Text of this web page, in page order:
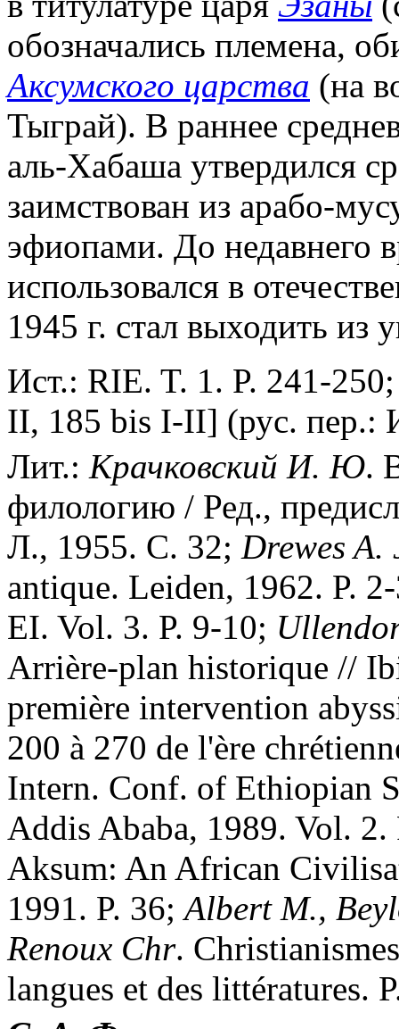
обозначались племена,
Аксумского царства (на
Тыграй). В раннее
аль-Хабаша утвердился
заимствован из арабо-
эфиопами. До недавнего
использовался в
1945 г. стал выходить из
Ист.: RIE. T. 1. P. 241-
II, 185 bis I-II] (рус. пер.:
Лит.: Крачковский И. Ю.
филологию / Ред.,
Л., 1955. С. 32; Drewes A.
antique. Leiden, 1962. P.
EI. Vol. 3. P. 9-10;
Arrière-plan historique //
première intervention
200 à 270 de l'ère
Intern. Conf. of Ethiopian
Addis Ababa, 1989. Vol.
Aksum: An African
1991. P. 36;Albert M.,
Renoux Chr.
langues et des littératures.